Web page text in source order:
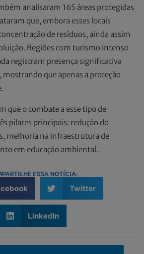
analisaram 165 áreas protegidas
que, embora esses locais
de resíduos, ainda assim
Regiões com turismo intenso
registram presença significativa
mostrando que apenas a proteção
que o combate a esse tipo de
pilares principais: redução do
melhoria na infraestrutura de
em educação ambiental.
ESSA NOTÍCIA:
Twitter
LinkedIn